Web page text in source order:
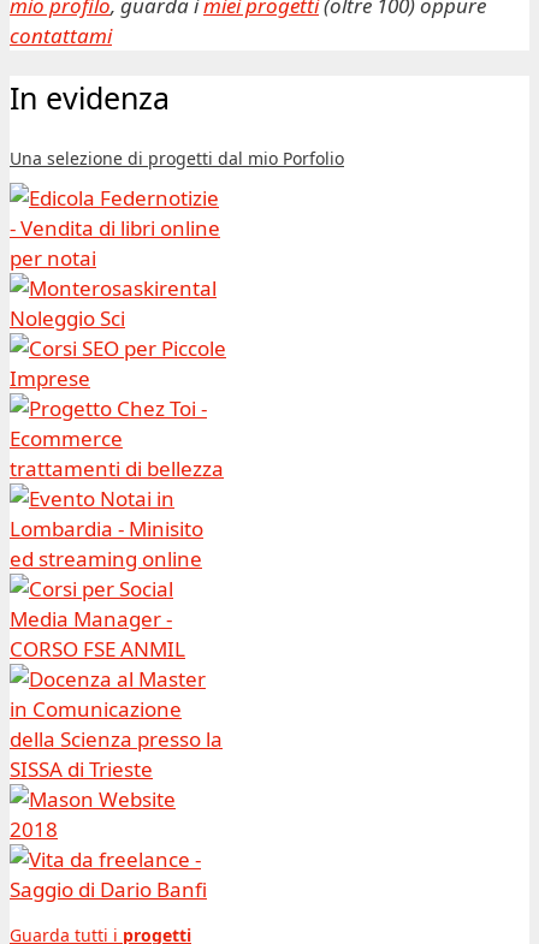
mio profilo, guarda imiei progetti(oltre 100) oppure
contattami
In evidenza
Una selezione di progetti dal mio Porfolio
Guarda tutti i progetti